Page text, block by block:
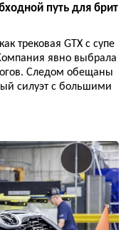
путь для брит
трековая GTX с супе
явно выбрала
Следом обещаны
силуэт с большими